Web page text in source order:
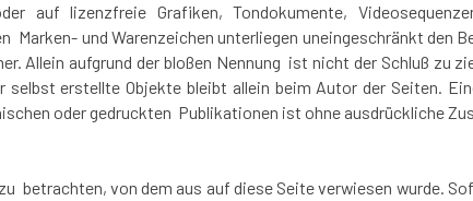
auf lizenzfreie Grafiken, Tondokumente,
und Warenzeichen unterliegen uneingeschränkt den
Allein aufgrund der bloßen Nennung ist nicht der Schluß zu
erstellte Objekte bleibt allein beim Autor der Seiten.
oder gedruckten Publikationen ist ohne ausdrückliche
betrachten, von dem aus auf diese Seite verwiesen wurde.